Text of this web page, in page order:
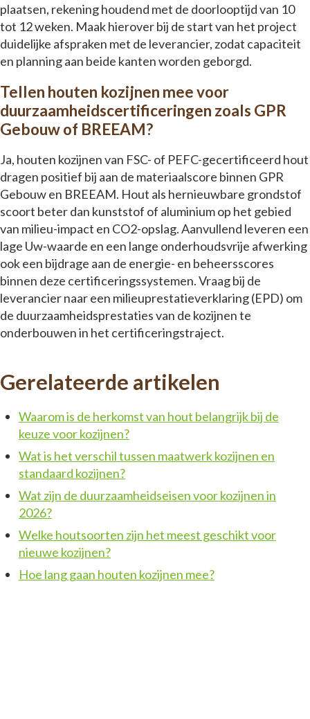
plaatsen, rekening houdend met de doorlooptijd van 10
tot 12 weken. Maak hierover bij de start van het project
duidelijke afspraken met de leverancier, zodat capaciteit
en planning aan beide kanten worden geborgd.
Tellen houten kozijnen mee voor
duurzaamheidscertificeringen zoals GPR
Gebouw of BREEAM?
Ja, houten kozijnen van FSC- of PEFC-gecertificeerd hout
dragen positief bij aan de materiaalscore binnen GPR
Gebouw en BREEAM. Hout als hernieuwbare grondstof
scoort beter dan kunststof of aluminium op het gebied
van milieu-impact en CO2-opslag. Aanvullend leveren een
lage Uw-waarde en een lange onderhoudsvrije afwerking
ook een bijdrage aan de energie- en beheersscores
binnen deze certificeringssystemen. Vraag bij de
leverancier naar een milieuprestatieverklaring (EPD) om
de duurzaamheidsprestaties van de kozijnen te
onderbouwen in het certificeringstraject.
Gerelateerde artikelen
Waarom is de herkomst van hout belangrijk bij de
keuze voor kozijnen?
Wat is het verschil tussen maatwerk kozijnen en
standaard kozijnen?
Wat zijn de duurzaamheidseisen voor kozijnen in
2026?
Welke houtsoorten zijn het meest geschikt voor
nieuwe kozijnen?
Hoe lang gaan houten kozijnen mee?